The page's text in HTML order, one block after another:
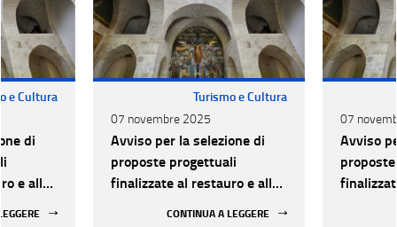
e Cultura
di
e alla
Turismo e Cultura
07 novembre 2025
Avviso per la selezione di
proposte progettuali
finalizzate al restauro e alla
CONTINUA A LEGGERE
07
Avviso